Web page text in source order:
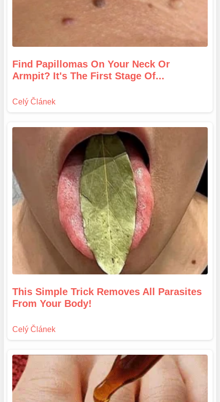
Find Papillomas On Your Neck Or
Armpit? It's The First Stage Of...
This Simple Trick Removes All Parasites
From Your Body!